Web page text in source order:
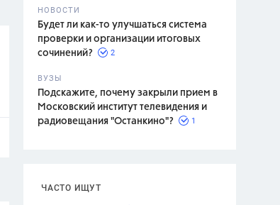
НОВОСТИ
Будет ли как-то улучшаться система
проверки и организации итоговых
сочинений?
2
ВУЗЫ
Подскажите, почему закрыли прием в
Московский институт телевидения и
радиовещания "Останкино"?
1
ЧАСТО ИЩУТ